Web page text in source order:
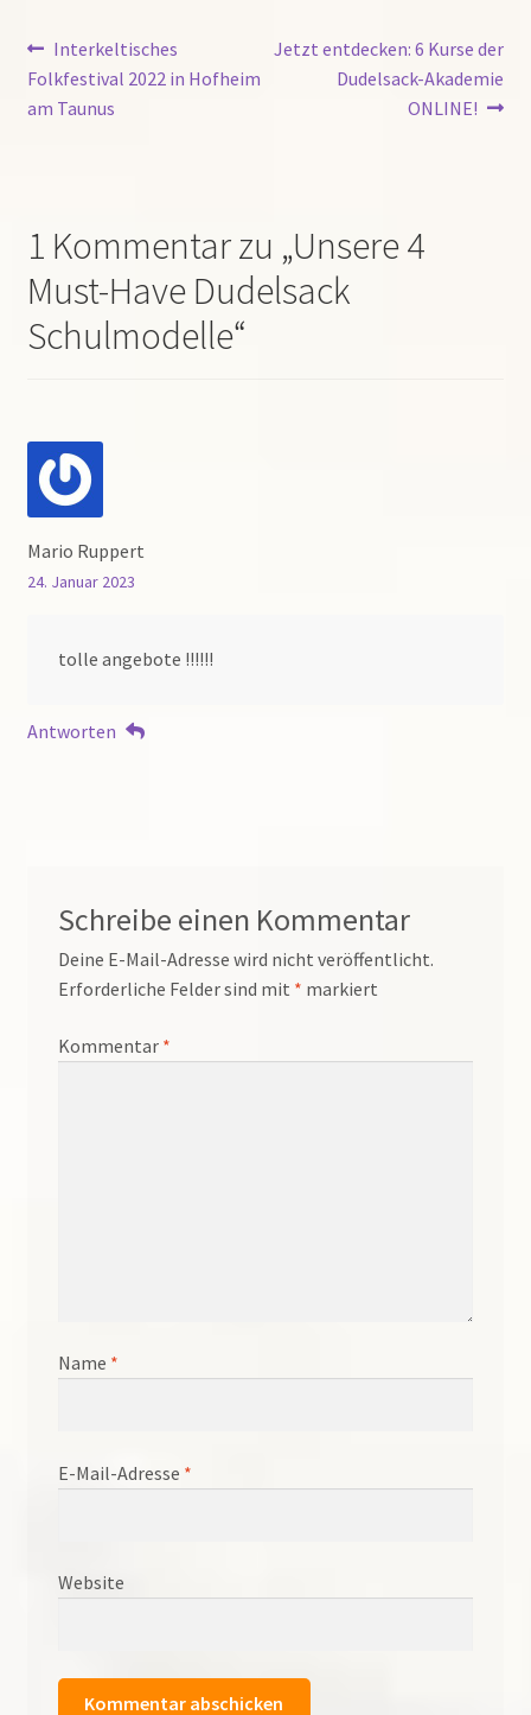
erhältlich!
Beitragsnavigation
Vorheriger
Beitrag:
Interkeltisches
Folkfestival 2022 in Hofheim
am Taunus
Nächster
Beitrag:
Jetzt entdecken: 6 Kurse der
Dudelsack-Akademie
ONLINE!
1 Kommentar zu „Unsere 4
Must-Have Dudelsack
Schulmodelle“
Mario Ruppert
24. Januar 2023
tolle angebote !!!!!!
Antworten
Schreibe einen Kommentar
Deine E-Mail-Adresse wird nicht veröffentlicht.
Erforderliche Felder sind mit * markiert
Kommentar *
Name *
E-Mail-Adresse *
Website